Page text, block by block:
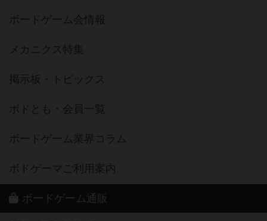
ボードゲーム会情報
メカニクス特集
掲示板・トピックス
ボドとも・会員一覧
ボードゲーム業界コラム
ボドゲーマご利用案内
ボードゲーム通販